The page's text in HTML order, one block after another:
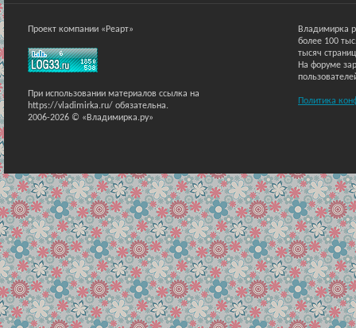
Проект компании «Реарт»
При использовании материалов ссылка на
https://vladimirka.ru/ обязательна.
2006-2026 © «Владимирка.ру»
Владимирка
более 100
тысяч
На форуме
Политика